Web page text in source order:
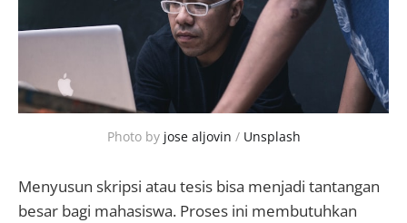
Photo by jose aljovin / Unsplash
Menyusun skripsi atau tesis bisa menjadi tantangan
besar bagi mahasiswa. Proses ini membutuhkan